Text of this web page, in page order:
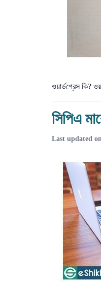
ওয়ার্ডপ্রেস কি?
সিপিএ
Last updated on